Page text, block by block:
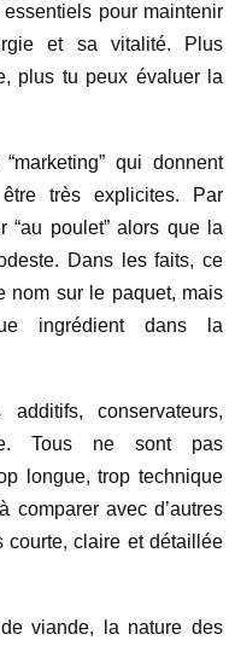
pour maintenir
et sa vitalité. Plus
plus tu peux évaluer la
qui donnent
très explicites. Par
“au poulet” alors que la
Dans les faits, ce
nom sur le paquet, mais
ingrédient dans la
conservateurs,
Tous ne sont pas
longue, trop technique
comparer avec d’autres
courte, claire et détaillée
viande, la nature des